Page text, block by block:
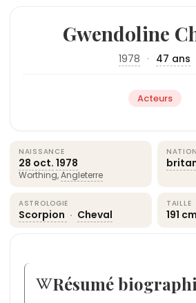
Gwendoline
1978 · 47 ans
Acteurs
NAISSANCE
28 oct. 1978
Worthing,Angleterre
ASTROLOGIE
Scorpion · Cheval
TAILLE
191 cm
Résumé